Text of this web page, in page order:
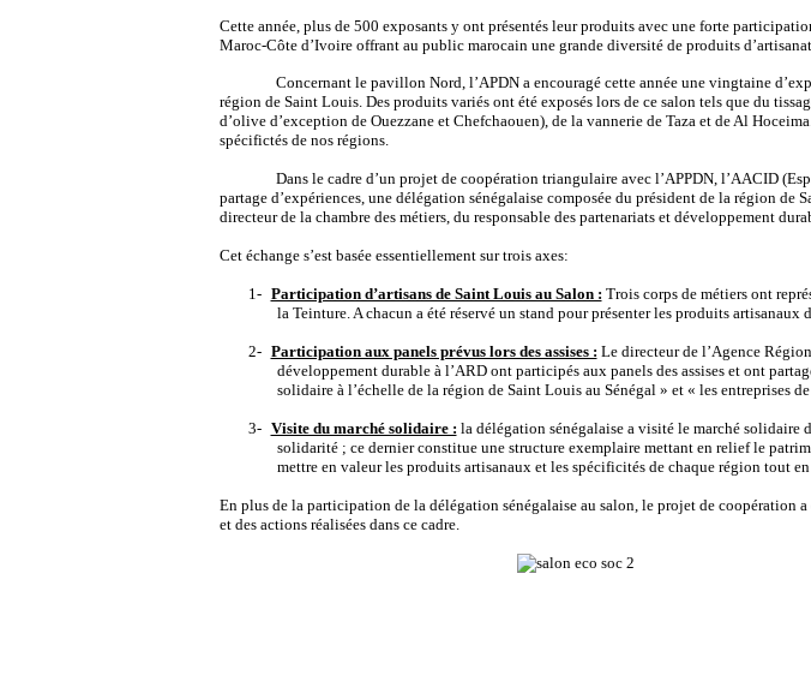
Cette année, plus de 500 exposants y ont présentés leur produits avec une forte
Maroc-Côte d’Ivoire offrant au public marocain une grande diversité de produits
Concernant le pavillon Nord, l’APDN a encouragé cette année une vingtaine
région de Saint Louis. Des produits variés ont été exposés lors de ce salon tels que du
d’olive d’exception de Ouezzane et Chefchaouen), de la vannerie de Taza et de Al
spécifictés de nos régions.
Dans le cadre d’un projet de coopération triangulaire avec l’APPDN, l’AACID
partage d’expériences, une délégation sénégalaise composée du président de la région
directeur de la chambre des métiers, du responsable des partenariats et développement
Cet échange s’est basée essentiellement sur trois axes:
1- Participation d’artisans de Saint Louis au Salon : Trois corps de métiers ont
la Teinture. A chacun a été réservé un stand pour présenter les produits artisanaux
2- Participation aux panels prévus lors des assises : Le directeur de l’Agence
développement durable à l’ARD ont participés aux panels des assises et ont
solidaire à l’échelle de la région de Saint Louis au Sénégal » et « les entreprises
3- Visite du marché solidaire : la délégation sénégalaise a visité le marché solidaire
solidarité ; ce dernier constitue une structure exemplaire mettant en relief le
mettre en valeur les produits artisanaux et les spécificités de chaque région tout
En plus de la participation de la délégation sénégalaise au salon, le projet de
et des actions réalisées dans ce cadre.